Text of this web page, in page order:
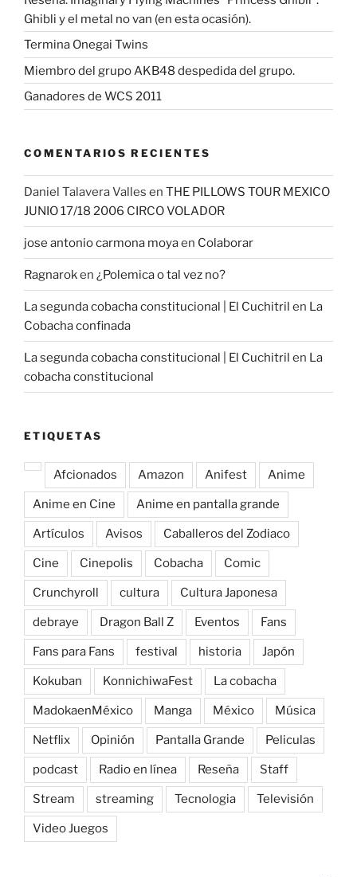
Ghibli y el metal no van (en esta ocasión).
Termina Onegai Twins
Miembro del grupo AKB48 despedida del grupo.
Ganadores de WCS 2011
COMENTARIOS RECIENTES
Daniel Talavera Valles en THE PILLOWS TOUR MEXICO
JUNIO 17/18 2006 CIRCO VOLADOR
jose antonio carmona moyaen Colaborar
Ragnaroken ¿Polemica o tal vez no?
La segunda cobacha constitucional | El Cuchitril en La
Cobacha confinada
La segunda cobacha constitucional | El Cuchitril en La
cobacha constitucional
ETIQUETAS
Afcionados Amazon Anifest Anime
Anime en Cine Anime en pantalla grande
Artículos Avisos Caballeros del Zodiaco
Cine Cinepolis Cobacha Comic
Crunchyroll cultura Cultura Japonesa
debraye Dragon Ball Z Eventos Fans
Fans para Fans festival historia Japón
Kokuban KonnichiwaFest La cobacha
MadokaenMéxico Manga México Música
Netflix Opinión Pantalla Grande Peliculas
podcast Radio en línea Reseña Staff
Stream streaming Tecnologia Televisión
Video Juegos